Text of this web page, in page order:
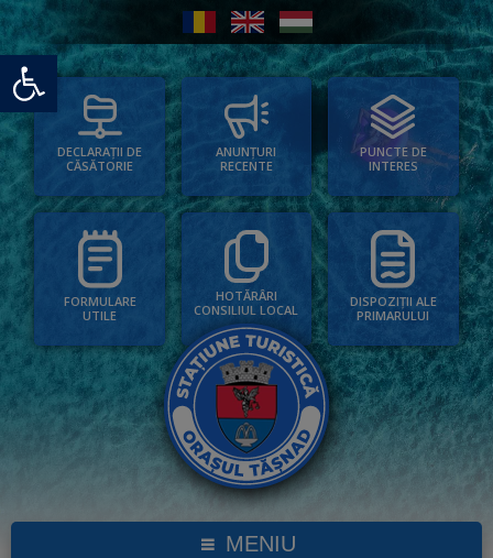
Deschide bara de unelte
DECLARAȚII DE
CĂSĂTORIE
ANUNȚURI
RECENTE
PUNCTE DE
INTERES
FORMULARE
UTILE
HOTĂRÂRI
CONSILIUL LOCAL
DISPOZIȚII ALE
PRIMARULUI
MENIU